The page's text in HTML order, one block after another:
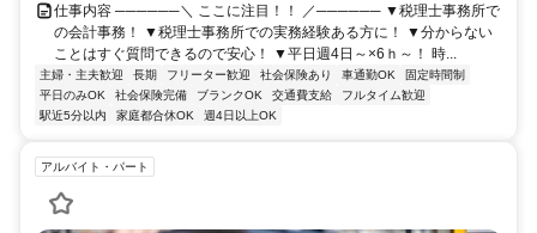
仕事内容 ──────＼ ここに注目！！ ／────── ▼税理士事務所で
の会計事務！ ▼税理士事務所での実務経験ある方に！ ▼分からない
ことはすぐ質問できるので安心！ ▼平日週4日～×6ｈ～！ 時...
主婦・主夫歓迎 長期 フリーター歓迎 社会保険あり 車通勤OK
固定時間制
平日のみOK
社会保険完備 ブランクOK 交通費支給
フルタイム歓迎
駅近5分以内
家庭都合休OK 週4日以上OK
アルバイト・パート